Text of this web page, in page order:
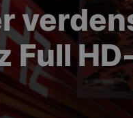
Full